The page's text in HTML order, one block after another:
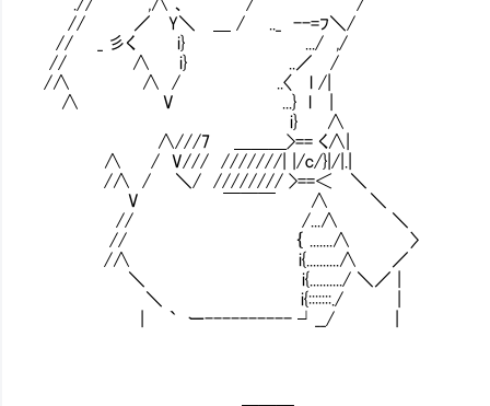
// ／ Y＼ ＿ / .._ --=ﾌ＼/
// _ 彡く i} .../ ,/
// ∧ i} ..／ /
/∧ ∧ / ..〈 l /|
∧ V ...} l |
i} ∧
∧///7 ＿＿＿>== く∧|
∧ / V/// ///////| |/c/}|/|.|
/∧ / ＼/ //////// >==＜ ＼
V ￣￣￣ ∧ ＼
// /...∧ ＼
// ｛ .......∧ 〉
/∧ i{..........∧ ／
＼ i{........../ ＼／ |
＼ i{:::::::./ |
| ` ー---------- ┘__/ |